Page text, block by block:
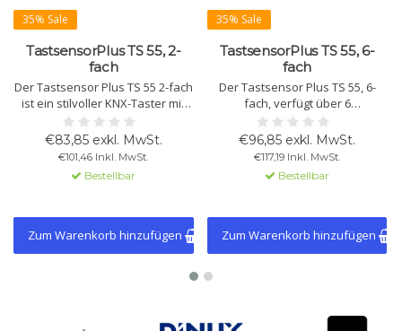
35% Sale
TastsensorPlus TS 55, 2-
fach
Der Tastsensor Plus TS 55 2-fach
ist ein stilvoller KNX-Taster mit
Beschriftungsfeld, 2 Tasten,
Temperatursensor, 2 LEDs und
einem Orientierungslicht.
Geeignet für Unterputzmontage.
€83,85 exkl. MwSt.
€101,46 Inkl. MwSt.
Bestellbar
Zum Warenkorb hinzufügen
35% Sale
TastsensorPlus TS 55, 6-
fach
Der Tastsensor Plus TS 55, 6-
fach, verfügt über 6
konfigurierbare Tasten mit
roten/grünen LEDs, einen
Temperatursensor und
Logikfunktionen. Passend für
55mm Schalterprogramme.
individuell anpassbare
Beschriftung.
€96,85 exkl. MwSt.
€117,19 Inkl. MwSt.
Bestellbar
Zum Warenkorb hinzufügen